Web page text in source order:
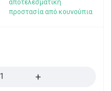
αποτελεσματική
προστασία από κουνούπια